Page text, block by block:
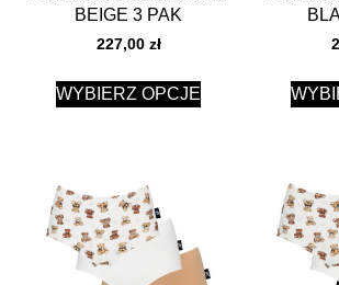
BEIGE 3 PAK
227,00 zł
WYBIERZ OPCJE